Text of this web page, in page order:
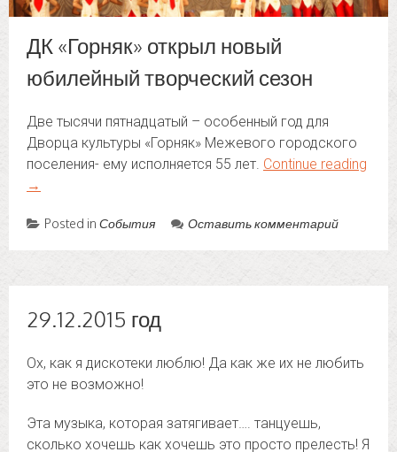
ДК «Горняк» открыл новый
юбилейный творческий сезон
Две тысячи пятнадцатый – особенный год для
Дворца культуры «Горняк» Межевого городского
поселения- ему исполняется 55 лет. Continue reading
→
Posted in События Оставить комментарий
29.12.2015 год
Ох, как я дискотеки люблю! Да как же их не любить
это не возможно!
Эта музыка, которая затягивает…. танцуешь,
сколько хочешь как хочешь это просто прелесть! Я